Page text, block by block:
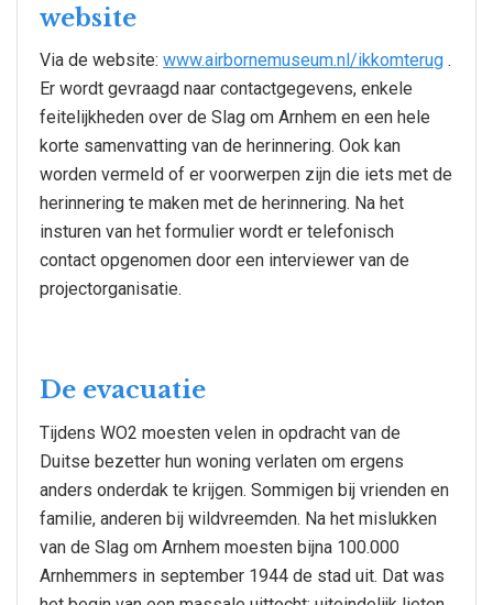
website
Via de website: www.airbornemuseum.nl/ikkomterug .
Er wordt gevraagd naar contactgegevens, enkele
feitelijkheden over de Slag om Arnhem en een hele
korte samenvatting van de herinnering. Ook kan
worden vermeld of er voorwerpen zijn die iets met de
herinnering te maken met de herinnering. Na het
insturen van het formulier wordt er telefonisch
contact opgenomen door een interviewer van de
projectorganisatie.
De evacuatie
Tijdens WO2 moesten velen in opdracht van de
Duitse bezetter hun woning verlaten om ergens
anders onderdak te krijgen. Sommigen bij vrienden en
familie, anderen bij wildvreemden. Na het mislukken
van de Slag om Arnhem moesten bijna 100.000
Arnhemmers in september 1944 de stad uit. Dat was